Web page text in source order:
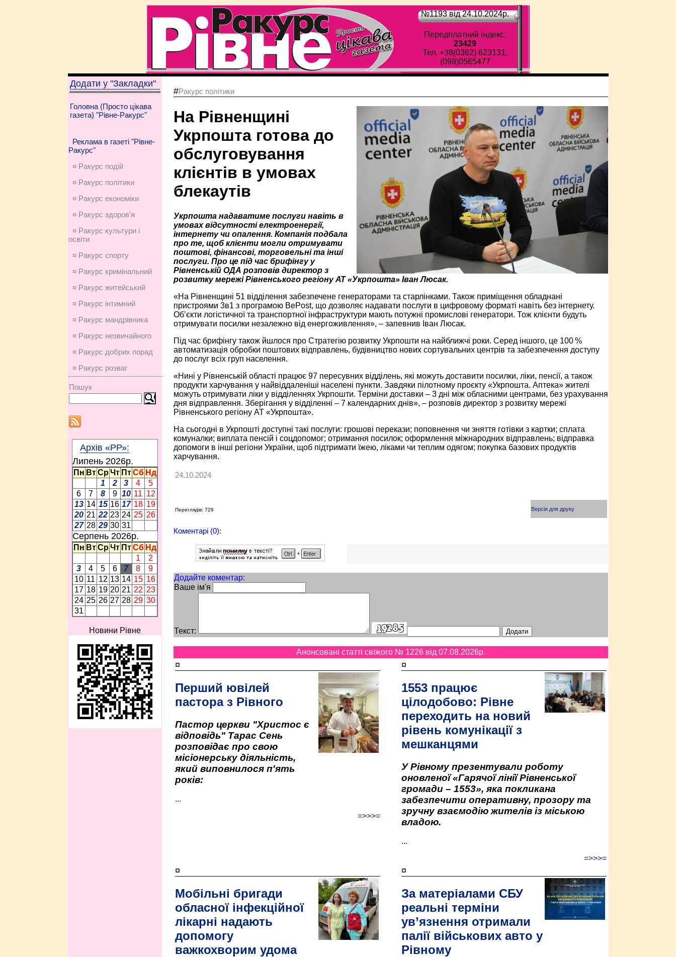
№1193 від 24.10.2024p.
Передплатний індекс:
23429
Тел. +38(0362) 623131,
(098)0565477
Додати у "Закладки"
Головна (Просто цікава
газета) "Рівне-Ракурс"
Реклама в газеті "Рівне-
Ракурс"
¤ Ракурс подій
¤ Ракурс політики
¤ Ракурс економiки
¤ Ракурс здоров'я
¤ Ракурс культури і
освіти
¤ Ракурс спорту
¤ Ракурс кримінальний
¤ Ракурс житейський
¤ Ракурс інтимний
¤ Ракурс мандрівника
¤ Ракурс незвичайного
¤ Ракурс добрих порад
¤ Ракурс розваг
Пошук
Архів «РР»:
Липень 2026p.
Пн Вт Ср Чт Пт Сб Нд
1
2 3 4
5
6
7 8 9 10 11 12
13 14 15 16 17 18 19
20 21 22 23 24 25 26
27 28 29 30 31
Серпень 2026p.
Пн Вт Ср Чт Пт Сб Нд
1
2
3
4 5 6 7 8
9
10 11 12 13 14 15 16
17 18 19 20 21 22 23
24 25 26 27 28 29 30
31
Новини Рівне
#Ракурс політики
На Рівненщині
Укрпошта готова до
обслуговування
клієнтів в умовах
блекаутів
Укрпошта надаватиме послуги навіть в
умовах відсутності електроенергії,
інтернету чи опалення. Компанія подбала
про те, щоб клієнти могли отримувати
поштові, фінансові, торговельні та інші
послуги. Про це під час брифінгу у
Рівненській ОДА розповів директор з
розвитку мережі Рівненського регіону АТ «Укрпошта» Іван Люсак.
«На Рівненщині 51 відділення забезпечене генераторами та старлінками. Також приміщення обладнані
пристроями 3в1 з програмою BePost, що дозволяє надавати послуги в цифровому форматі навіть без інтернету.
Об’єкти логістичної та транспортної інфраструктури мають потужні промислові генератори. Тож клієнти будуть
отримувати посилки незалежно від енергоживлення», – запевнив Іван Люсак.
Під час брифінгу також йшлося про Стратегію розвитку Укрпошти на найближчі роки. Серед іншого, це 100 %
автоматизація обробки поштових відправлень, будівництво нових сортувальних центрів та забезпечення доступу
до послуг всіх груп населення.
«Нині у Рівненській області працює 97 пересувних відділень, які можуть доставити посилки, ліки, пенсії, а також
продукти харчування у найвіддаленіші населені пункти. Завдяки пілотному проєкту «Укрпошта. Аптека» жителі
можуть отримувати ліки у відділеннях Укрпошти. Терміни доставки – 3 дні між обласними центрами, без урахування
дня відправлення. Зберігання у відділенні – 7 календарних днів», – розповів директор з розвитку мережі
Рівненського регіону АТ «Укрпошта».
На сьогодні в Укрпошті доступні такі послуги: грошові перекази; поповнення чи зняття готівки з картки; сплата
комуналки; виплата пенсій і соцдопомог; отримання посилок; оформлення міжнародних відправлень; відправка
допомоги в інші регіони України, щоб підтримати їжею, ліками чи теплим одягом; покупка базових продуктів
харчування.
24.10.2024
Переглядів: 729 Версія для друку
Коментарі (0):
Додайте коментар:
Ваше ім'я
Текст:
Анонсовані статті свіжого № 1226 від 07.08.2026p.
¤
Перший ювілей
пастора з Рівного
Пастор церкви "Христос є
відповідь" Тарас Сень
розповідає про свою
місіонерську діяльність,
який виповнилося п'ять
років:
...
=>>>=
¤
1553 працює
цілодобово: Рівне
переходить на новий
рівень комунікації з
мешканцями
У Рівному презентували роботу
оновленої «Гарячої лінії Рівненської
громади – 1553», яка покликана
забезпечити оперативну, прозору та
зручну взаємодію жителів із міською
владою.
...
=>>>=
¤
Мобільні бригади
обласної інфекційної
лікарні надають
допомогу
важкохворим удома
¤
За матеріалами СБУ
реальні терміни
ув’язнення отримали
палії військових авто у
Рівному